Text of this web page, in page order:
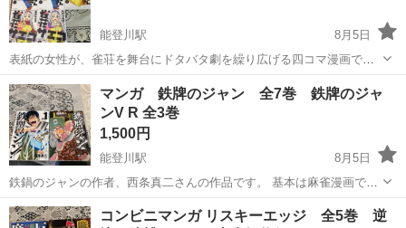
能登川駅
8月5日
表紙の女性が、雀荘を舞台にドタバタ劇を繰り広げる四コマ漫画で
す。 麻雀漫画の中ではかなり健全でほのぼのとした作品です。
滋賀 東近江市 能登川駅 マンガ、コミック、アニメ
マンガ 鉄牌のジャン 全7巻 鉄牌のジャ
ンV R 全3巻
1,500円
能登川駅
8月5日
鉄鍋のジャンの作者、西条真二さんの作品です。 基本は麻雀漫画です
か、料理もします。 他の作品との同時購入で値引きします。
滋賀 東近江市 能登川駅 マンガ、コミック、アニメ
コンビニマンガ リスキーエッジ 全5巻 逆